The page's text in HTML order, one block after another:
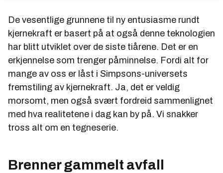
De vesentlige grunnene til ny entusiasme rundt
kjernekraft er basert på at også denne teknologien
har blitt utviklet over de siste tiårene. Det er en
erkjennelse som trenger påminnelse. Fordi alt for
mange av oss er låst i Simpsons-universets
fremstiling av kjernekraft. Ja, det er veldig
morsomt, men også svært fordreid sammenlignet
med hva realitetene i dag kan by på. Vi snakker
tross alt om en tegneserie.
Brenner gammelt avfall